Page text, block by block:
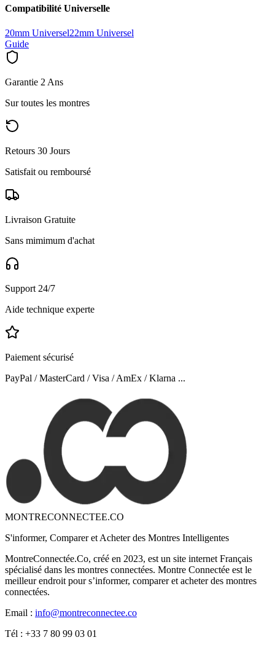
Compatibilité Universelle
20mm Universel22mm Universel
Guide
Garantie 2 Ans
Sur toutes les montres
Retours 30 Jours
Satisfait ou remboursé
Livraison Gratuite
Sans mimimum d'achat
Support 24/7
Aide technique experte
Paiement sécurisé
PayPal / MasterCard / Visa / AmEx / Klarna ...
MONTRECONNECTEE.CO
S'informer, Comparer et Acheter des Montres Intelligentes
MontreConnectée.Co, créé en 2023, est un site internet Français
spécialisé dans les montres connectées. Montre Connectée est le
meilleur endroit pour s’informer, comparer et acheter des montres
connectées.
Email : info@montreconnectee.co
Tél : +33 7 80 99 03 01